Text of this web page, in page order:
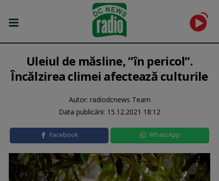
Uleiul de măsline, ”în pericol”.
Încălzirea climei afectează culturile
Autor: radiodcnews Team
Data publicării: 15.12.2021 18:12
Facebook WhatsApp